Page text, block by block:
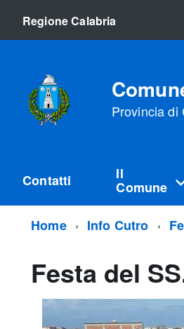
Regione Calabria
Provincia di
Contatti Il
Comune
Home Info Cutro
Festa del